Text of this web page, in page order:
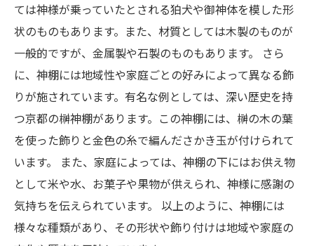
ては神様が乗っていたとされる狛犬や御神体を模した形
状のものもあります。また、材質としては木製のものが
一般的ですが、金属製や石製のものもあります。 さら
に、神棚には地域性や家庭ごとの好みによって異なる飾
りが施されています。有名な例としては、深い歴史を持
つ京都の榊神棚があります。この神棚には、榊の木の葉
を使った飾りと金色の糸で編んださかき玉が付けられて
います。 また、家庭によっては、神棚の下にはお供え物
として米や水、お菓子や果物が供えられ、神様に感謝の
気持ちを伝えられています。 以上のように、神棚には
様々な種類があり、その形状や飾り付けは地域や家庭の